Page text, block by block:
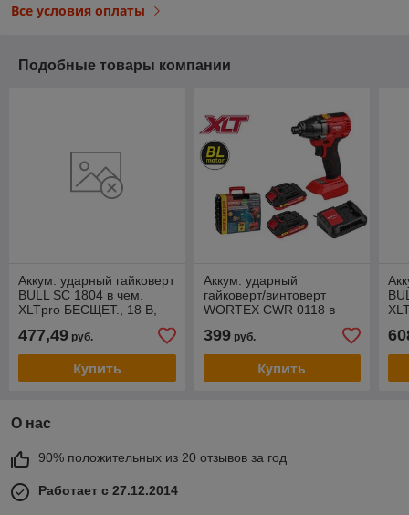
Все условия оплаты
Подобные товары компании
Аккум. ударный гайковерт
BULL SC 1804 в чем.
XLTpro БЕСЩЕТ., 18 В,
400 Н*м, 1/2", 1х4 А*ч, з/у
4 А
477,49 руб.
Купить
Аккум. ударный
гайковерт/винтоверт
WORTEX CWR 0118 в
БЕСЩЕТ., 18 В, 160 Н*м
399руб.
Купить
4 А
О нас
90% положительных из 20 отзывов за год
Работает с 27.12.2014